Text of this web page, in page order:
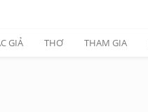
GIẢ THƠ THAM GIA